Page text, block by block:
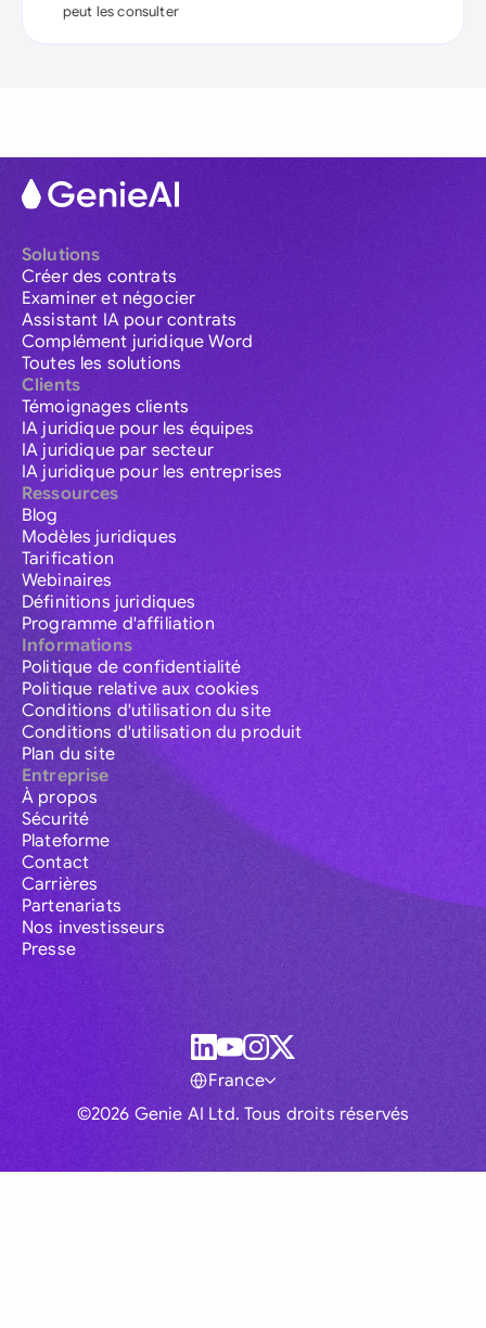
peut les consulter
Solutions
Créer des contrats
Examiner et négocier
Assistant IA pour contrats
Complément juridique Word
Toutes les solutions
Clients
Témoignages clients
IA juridique pour les équipes
IA juridique par secteur
IA juridique pour les entreprises
Ressources
Blog
Modèles juridiques
Tarification
Webinaires
Définitions juridiques
Programme d'affiliation
Informations
Politique de confidentialité
Politique relative aux cookies
Conditions d'utilisation du site
Conditions d'utilisation du produit
Plan du site
Entreprise
À propos
Sécurité
Plateforme
Contact
Carrières
Partenariats
Nos investisseurs
Presse
©2026 Genie AI Ltd. Tous droits réservés
France
Global